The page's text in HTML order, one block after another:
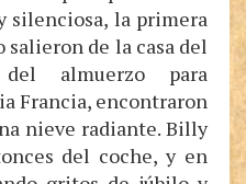
silenciosa, la primera
salieron de la casa del
del almuerzo para
Francia, encontraron
nieve radiante. Billy
del coche, y en